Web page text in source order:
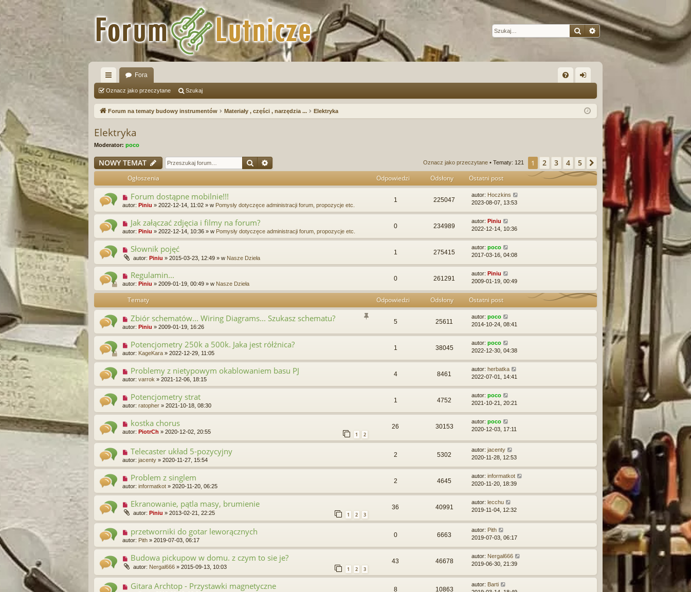
SzukajWyszukiwanie
ię
ce
…
Fora
Q og
Oznacz jako przeczytane Szukaj
Forum na tematy budowy instrumentów Materiały , części , narzędzia ... Elektryka
Elektryka
Moderator: poco
NOWY TEMAT Szukaj Oznacz jako przeczytane • Tematy: 121 1 2 3 4 5 Następna
Ogłoszenia Odpowiedzi Odsłony Ostatni post
Forum dostąpne mobilnie!!!
autor: Piniu » 2022-12-14, 11:02 » w Pomysły dotyczęce administracji forum, propozycje etc.
1 225047
autor: Hoczkins
2023-08-07, 13:53
Jak załączać zdjęcia i filmy na forum?
autor: Piniu » 2022-12-14, 10:36 » w Pomysły dotyczęce administracji forum, propozycje etc.
0 234989
autor: Piniu
2022-12-14, 10:36
Słownik pojęć
autor: Piniu » 2015-03-23, 12:49 » w Nasze Dzieła
1 275415
autor: poco
2017-03-16, 04:08
Regulamin...
autor: Piniu » 2009-01-19, 00:49 » w Nasze Dzieła
0 261291
autor: Piniu
2009-01-19, 00:49
Tematy Odpowiedzi Odsłony Ostatni post
Zbiór schematów... Wiring Diagrams... Szukasz schematu?
autor: Piniu » 2009-01-19, 16:26
5 25611
autor: poco
2014-10-24, 08:41
Potencjometry 250k a 500k. Jaka jest rółźnica?
autor: KageKara » 2022-12-29, 11:05
1 38045
autor: poco
2022-12-30, 04:38
Problemy z nietypowym okablowaniem basu PJ
autor: varrok » 2021-12-06, 18:15
4 8461
autor: herbatka
2022-07-01, 14:41
Potencjometry strat
autor: ratopher » 2021-10-18, 08:30
1 4752
autor: poco
2021-10-21, 20:21
kostka chorus
autor: PiotrCh » 2020-12-02, 20:55 1 2
26 30153
autor: poco
2020-12-03, 17:11
Telecaster układ 5-pozycyjny
autor: jacenty » 2020-11-27, 15:54
2 5302
autor: jacenty
2020-11-28, 12:53
Problem z singlem
autor: informatkot » 2020-11-20, 06:25
2 4645
autor: informatkot
2020-11-20, 18:39
Ekranowanie, pątla masy, brumienie
autor: Piniu » 2013-02-21, 22:25 1 2 3
36 40991
autor: lecchu
2019-11-04, 12:32
przetworniki do gotar leworącznych
autor: Pith » 2019-07-03, 06:17
0 6663
autor: Pith
2019-07-03, 06:17
Budowa pickupow w domu. z czym to sie je?
autor: Nergal666 » 2015-09-13, 10:03 1 2 3
43 46678
autor: Nergal666
2019-06-30, 21:39
Gitara Archtop - Przystawki magnetyczne 8 10863
autor: Barti